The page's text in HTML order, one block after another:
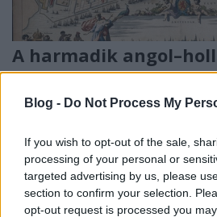
Blog - Do Not Process My
If you wish to opt-out of the sale,
processing of your personal or
targeted advertising by us, please
section to confirm your selection.
opt-out request is processed you
A harmadik
02.
Solebay
Míg Hollandia a tengereken
akár az egyesült angol–francia
is a siker reményében tudta